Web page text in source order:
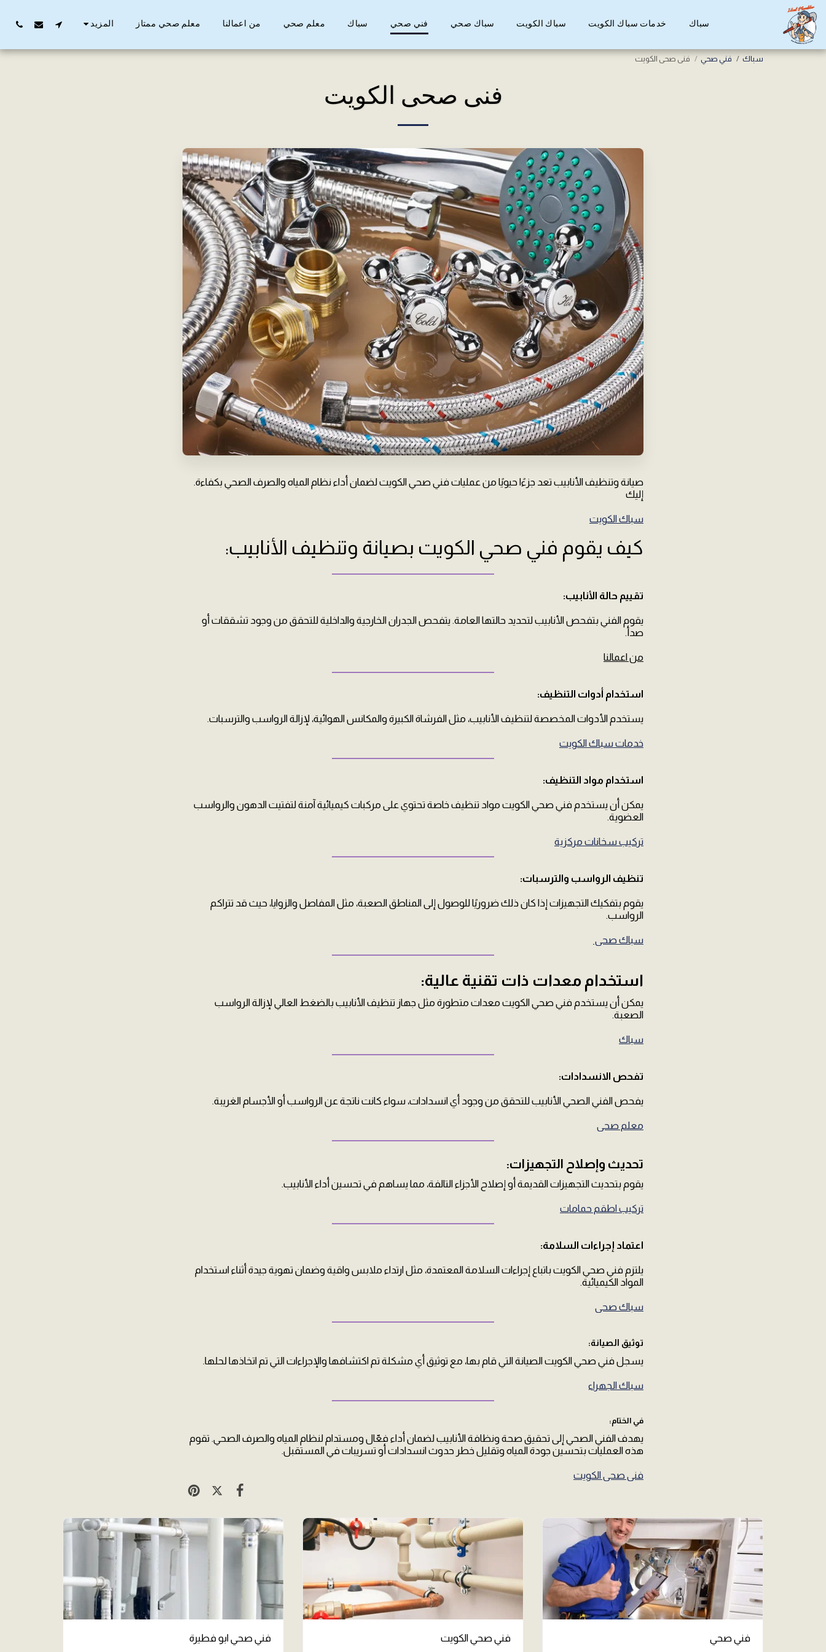
سباك خدمات سباك الكويت سباك الكويت سباك صحي فني صحي سباك معلم صحي من اعمالنا معلم صحي ممتاز المزيد
سباك فني صحي فنى صحى الكويت
فنى صحى الكويت
صيانة وتنظيف الأنابيب تعد جزءًا حيويًا من عمليات فني صحي الكويت لضمان أداء نظام المياه والصرف الصحي بكفاءة.
إليك
سباك الكويت
كيف يقوم فني صحي الكويت بصيانة وتنظيف الأنابيب:
ــــــــــــــــــــــــــــــــــــــــــــــــــــــــــــــــــــــــــــــــــــــــ
تقييم حالة الأنابيب:
يقوم الفني بتفحص الأنابيب لتحديد حالتها العامة. يتفحص الجدران الخارجية والداخلية للتحقق من وجود تشققات أو
صدأ.
من اعمالنا
ــــــــــــــــــــــــــــــــــــــــــــــــــــــــــــــــــــــــــــــــــــــــ
استخدام أدوات التنظيف:
يستخدم الأدوات المخصصة لتنظيف الأنابيب، مثل الفرشاة الكبيرة والمكانس الهوائية، لإزالة الرواسب والترسبات.
خدمات سباك الكويت
ــــــــــــــــــــــــــــــــــــــــــــــــــــــــــــــــــــــــــــــــــــــــ
استخدام مواد التنظيف:
يمكن أن يستخدم فني صحي الكويت مواد تنظيف خاصة تحتوي على مركبات كيميائية آمنة لتفتيت الدهون والرواسب
العضوية.
تركيب سخانات مركزية
ــــــــــــــــــــــــــــــــــــــــــــــــــــــــــــــــــــــــــــــــــــــــ
تنظيف الرواسب والترسبات:
يقوم بتفكيك التجهيزات إذا كان ذلك ضروريًا للوصول إلى المناطق الصعبة، مثل المفاصل والزوايا، حيث قد تتراكم
الرواسب.
سباك صحي
ــــــــــــــــــــــــــــــــــــــــــــــــــــــــــــــــــــــــــــــــــــــــ
استخدام معدات ذات تقنية عالية:
يمكن أن يستخدم فني صحي الكويت معدات متطورة مثل جهاز تنظيف الأنابيب بالضغط العالي لإزالة الرواسب
الصعبة.
سباك
ــــــــــــــــــــــــــــــــــــــــــــــــــــــــــــــــــــــــــــــــــــــــ
تفحص الانسدادات:
يفحص الفني الصحي الأنابيب للتحقق من وجود أي انسدادات، سواء كانت ناتجة عن الرواسب أو الأجسام الغريبة.
معلم صحي
ــــــــــــــــــــــــــــــــــــــــــــــــــــــــــــــــــــــــــــــــــــــــ
تحديث وإصلاح التجهيزات:
يقوم بتحديث التجهيزات القديمة أو إصلاح الأجزاء التالفة، مما يساهم في تحسين أداء الأنابيب.
تركيب اطقم حمامات
ــــــــــــــــــــــــــــــــــــــــــــــــــــــــــــــــــــــــــــــــــــــــ
اعتماد إجراءات السلامة:
يلتزم فني صحي الكويت باتباع إجراءات السلامة المعتمدة، مثل ارتداء ملابس واقية وضمان تهوية جيدة أثناء استخدام
المواد الكيميائية.
سباك صحى
ــــــــــــــــــــــــــــــــــــــــــــــــــــــــــــــــــــــــــــــــــــــــ
توثيق الصيانة:
يسجل فني صحي الكويت الصيانة التي قام بها، مع توثيق أي مشكلة تم اكتشافها والإجراءات التي تم اتخاذها لحلها.
سباك الجهراء
ــــــــــــــــــــــــــــــــــــــــــــــــــــــــــــــــــــــــــــــــــــــــ
في الختام:
يهدف الفني الصحي إلى تحقيق صحة ونظافة الأنابيب لضمان أداء فعّال ومستدام لنظام المياه والصرف الصحي. تقوم
هذه العمليات بتحسين جودة المياه وتقليل خطر حدوث انسدادات أو تسريبات في المستقبل.
فني صحي الكويت
فني صحي فني صحي الكويت فني صحي ابو فطيرة